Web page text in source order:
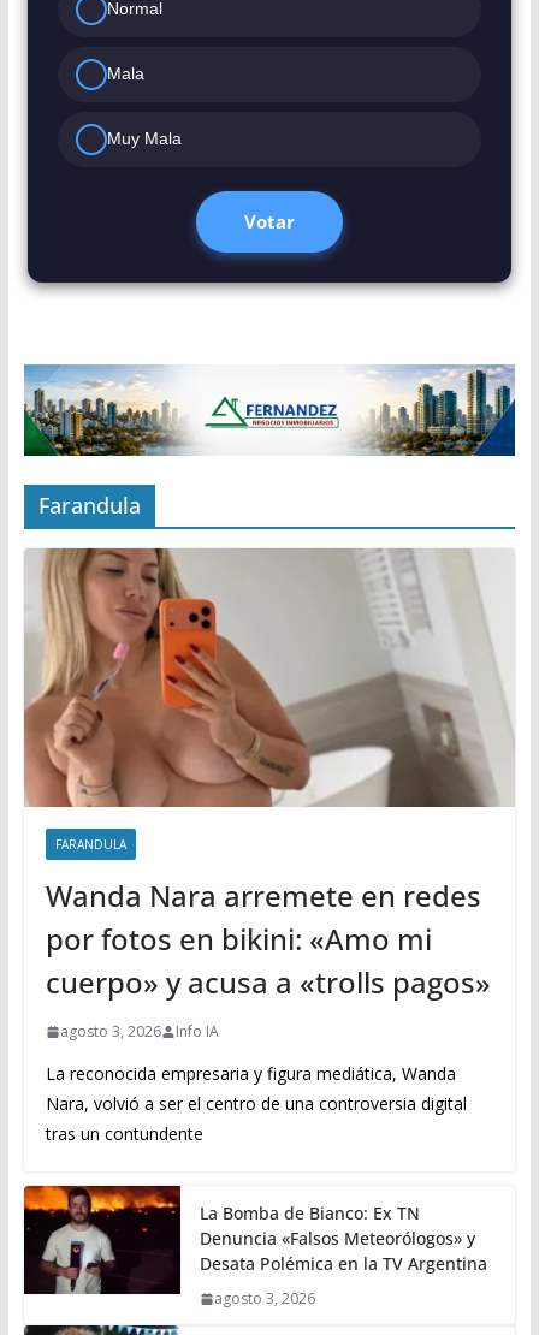
Normal
Mala
Muy Mala
Votar
Farandula
FARANDULA
Wanda Nara arremete en redes
por fotos en bikini: «Amo mi
cuerpo» y acusa a «trolls pagos»
agosto 3, 2026 Info IA
La reconocida empresaria y figura mediática, Wanda
Nara, volvió a ser el centro de una controversia digital
tras un contundente
La Bomba de Bianco: Ex TN
Denuncia «Falsos Meteorólogos» y
Desata Polémica en la TV Argentina
agosto 3, 2026